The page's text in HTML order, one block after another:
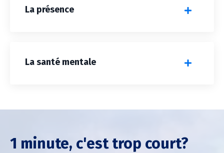
La présence
La santé mentale
1 minute, c'est trop court?